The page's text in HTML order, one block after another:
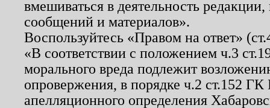
вмешиваться в деятельность
сообщений и материалов».
Воспользуйтесь «Правом на ответ»
«В соответствии с положением ч.3
морального вреда подлежит
опровержения, в порядке ч.2 ст.152
апелляционного определения